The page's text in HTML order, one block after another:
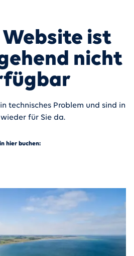
Website ist
nicht
technisches Problem und sind in
wieder für Sie da.
hier buchen: